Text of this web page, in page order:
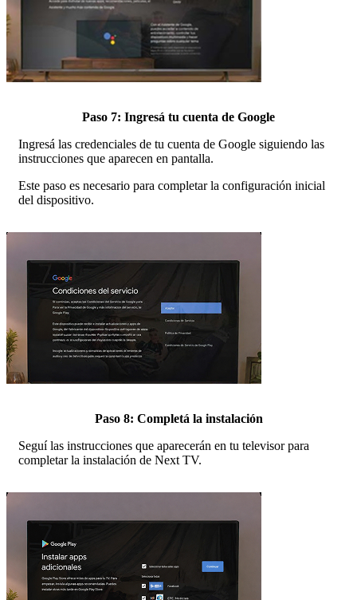
Paso 7: Ingresá tu cuenta de Google
Ingresá las credenciales de tu cuenta de Google siguiendo las
instrucciones que aparecen en pantalla.
Este paso es necesario para completar la configuración inicial
del dispositivo.
Paso 8: Completá la instalación
Seguí las instrucciones que aparecerán en tu televisor para
completar la instalación de Next TV.